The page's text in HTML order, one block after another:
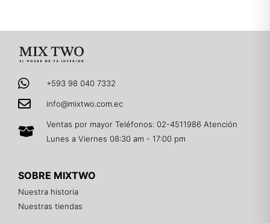
+593 98 040 7332
info@mixtwo.com.ec
Ventas por mayor Teléfonos: 02-4511986 Atención
Lunes a Viernes 08:30 am - 17:00 pm
SOBRE MIXTWO
Nuestra historia
Nuestras tiendas